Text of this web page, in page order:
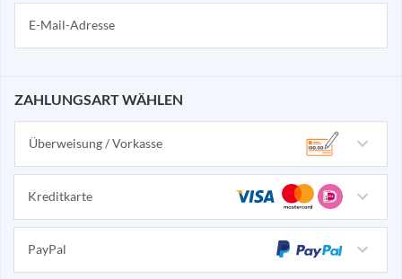
ZAHLUNGSART WÄHLEN
Überweisung / Vorkasse
Kreditkarte
PayPal